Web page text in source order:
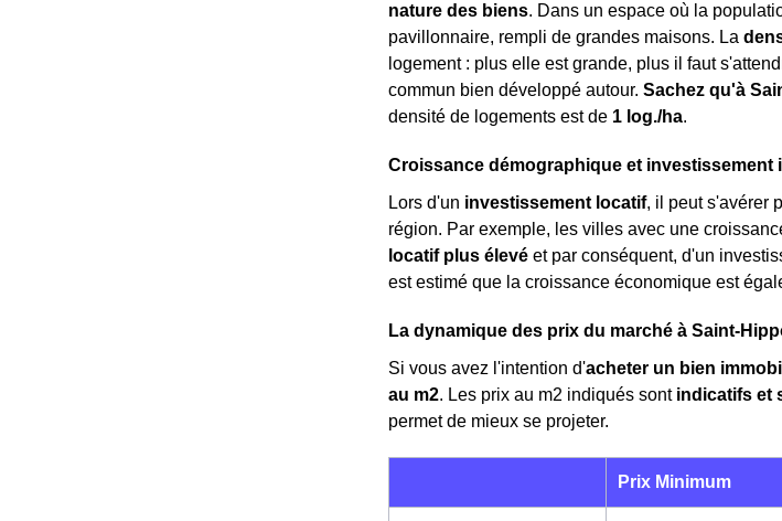
nature des biens. Dans un espace où la
pavillonnaire, rempli de grandes maisons. La
logement : plus elle est grande, plus il faut
commun bien développé autour. Sachez qu'à
densité de logements est de 1 log./ha.
Croissance démographique et investissement
Lors d'un investissement locatif, il peut s'avérer
région. Par exemple, les villes avec une
locatif plus élevé et par conséquent, d'un
est estimé que la croissance économique est
La dynamique des prix du marché à Saint-
Si vous avez l'intention d'acheter un bien
au m2. Les prix au m2 indiqués sont indicatifs et
permet de mieux se projeter.
Prix Minimum